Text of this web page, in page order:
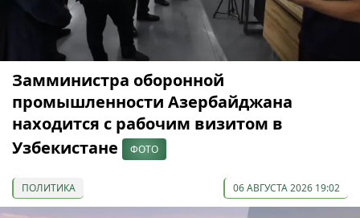
Замминистра оборонной
промышленности Азербайджана
находится с рабочим визитом в
Узбекистане
ФОТО
ПОЛИТИКА 06 АВГУСТА 2026 19:02